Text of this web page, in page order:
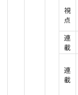
視
点
連
載
連
載